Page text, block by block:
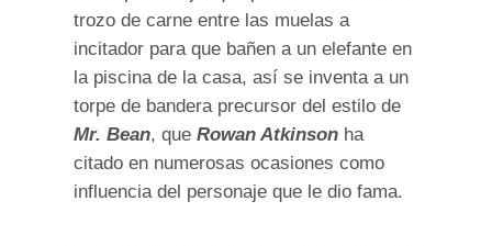
trozo de carne entre las muelas a
incitador para que bañen a un elefante en
la piscina de la casa, así se inventa a un
torpe de bandera precursor del estilo de
Mr. Bean, queRowan Atkinson ha
citado en numerosas ocasiones como
influencia del personaje que le dio fama.